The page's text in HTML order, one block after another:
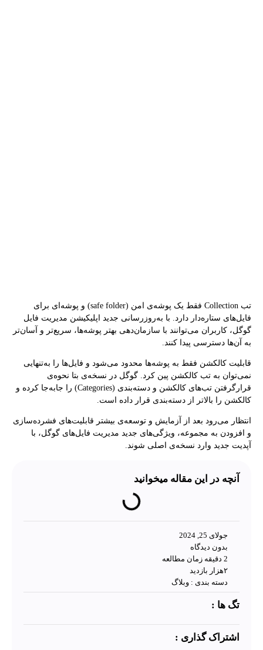
تب Collection فقط یک پوشه‌ی امن (safe folder) و پوشه‌ای برای
فایل‌های ستاره‌‌دار دارد. با به‌روزرسانی جدید اپلیکیشن مدیریت‌ فایل
گوگل، کاربران می‌توانند با سازمان‌دهی بهتر پوشه‌ها، سریع‌تر و آسان‌تر
به آن‌ها دسترسی پیدا کنند.
قابلیت کالکشن فقط به پوشه‌ها محدود می‌شود و فایل‌ها را به‌تنهایی
نمی‌توان به تب کالکشن پین کرد. گوگل در نسخه‌ی بتا نحوه‌ی
قرارگرفتن تب‌های کالکشن و دسته‌بندی (Categories) را جابه‌جا کرده و
کالکشن را بالاتر از دسته‌بندی قرار داده است.
انتظار می‌رود بعد از آزمایش و توسعه‌ی بیشتر قابلیت‌های فشرده‌سازی
و افزودن به مجموعه، ویژگی‌های جدید مدیریت فایل‌های گوگل، با
آپدیت جدید وارد نسخه‌ی اصلی شوند.
آنچه در این مقاله میخوانید
جولای 25, 2024
بدون دیدگاه
2 دقیقه زمان مطالعه
۲هزار بازدید
دسته بندی : وبلاگ
تگ ها :
اشتراک گذاری :